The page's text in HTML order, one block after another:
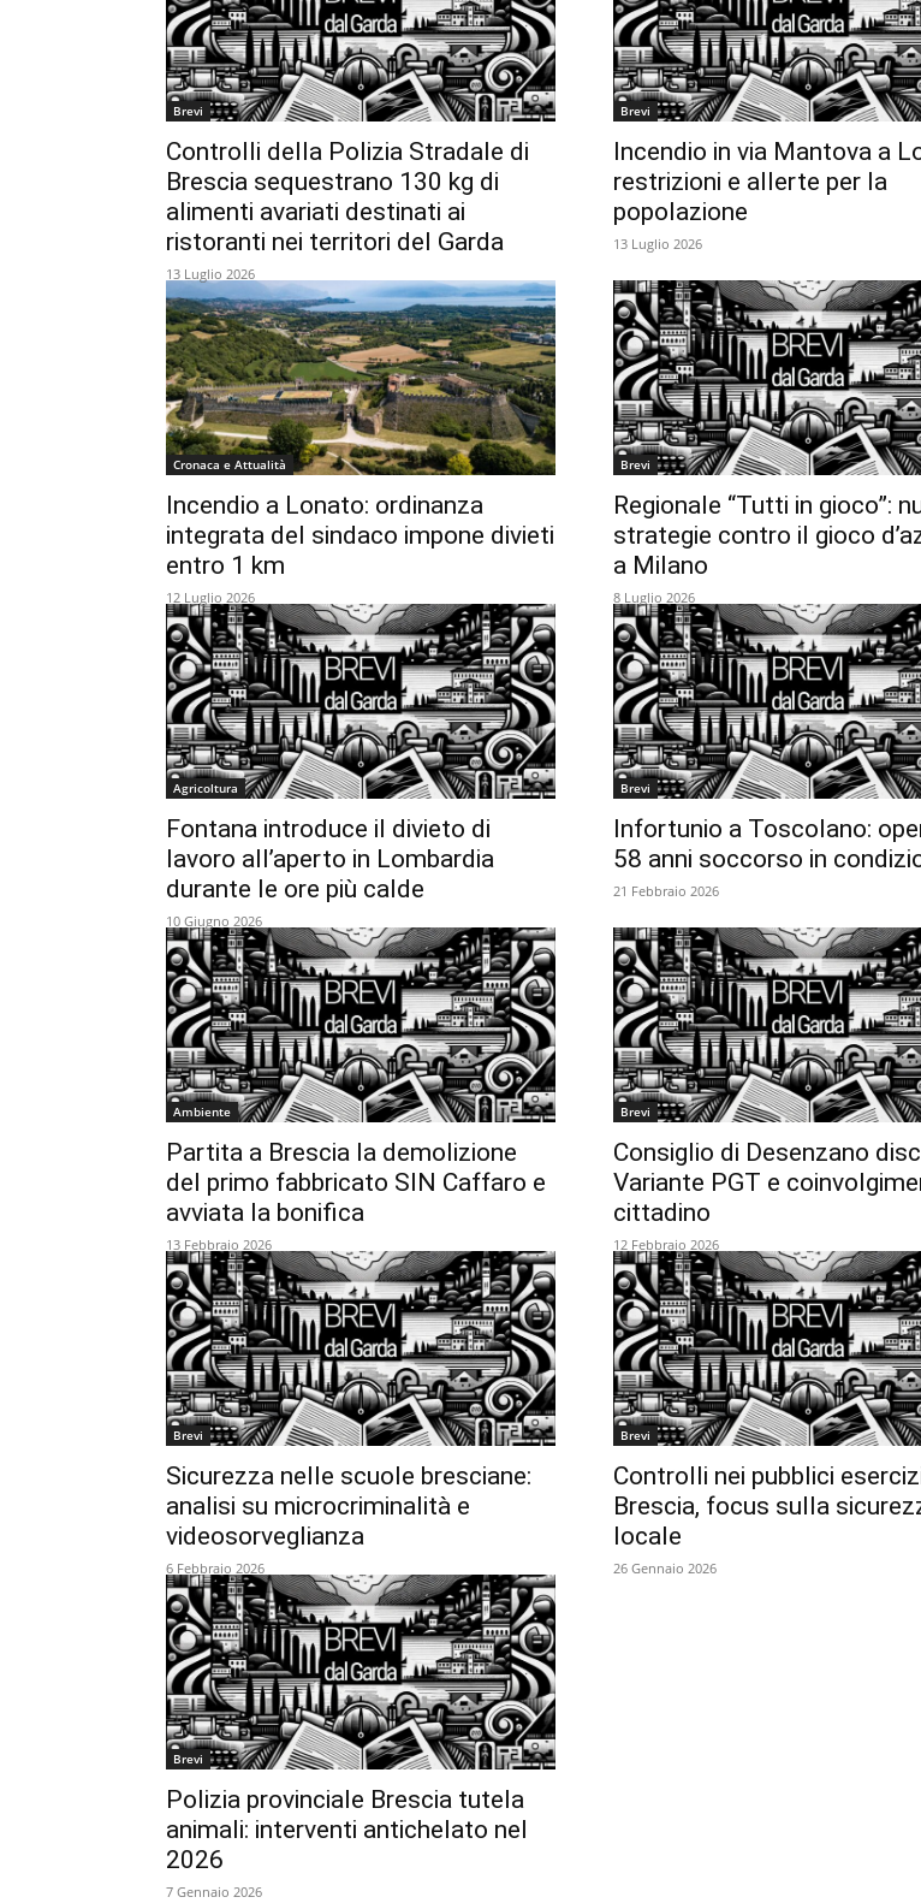
Brevi
Controlli della Polizia Stradale di
Brescia sequestrano 130 kg di
alimenti avariati destinati ai
ristoranti nei territori del Garda
13 Luglio 2026
Brevi
Incendio in via Mantova a
restrizioni e allerte per la
popolazione
13 Luglio 2026
Cronaca e Attualità
Incendio a Lonato: ordinanza
integrata del sindaco impone divieti
entro 1 km
12 Luglio 2026
Brevi
Regionale “Tutti in gioco”:
strategie contro il gioco
a Milano
8 Luglio 2026
Agricoltura
Fontana introduce il divieto di
lavoro all’aperto in Lombardia
durante le ore più calde
10 Giugno 2026
Brevi
Infortunio a Toscolano:
58 anni soccorso in
21 Febbraio 2026
Ambiente
Partita a Brescia la demolizione
del primo fabbricato SIN Caffaro e
avviata la bonifica
13 Febbraio 2026
Brevi
Consiglio di Desenzano
Variante PGT e
cittadino
12 Febbraio 2026
Brevi
Sicurezza nelle scuole bresciane:
analisi su microcriminalità e
videosorveglianza
6 Febbraio 2026
Brevi
Controlli nei pubblici
Brescia, focus sulla
locale
26 Gennaio 2026
Brevi
Polizia provinciale Brescia tutela
animali: interventi antichelato nel
2026
7 Gennaio 2026